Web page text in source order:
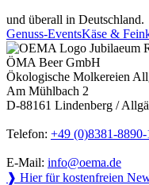
und überall in Deutschland.
Genuss-EventsKäse &
ÖMA Beer GmbH
Ökologische Molkereien
Am Mühlbach 2
D-88161 Lindenberg /
Telefon: +49 (0)8381-8890-
E-Mail: info@oema.de
❱ Hier für kostenfreien